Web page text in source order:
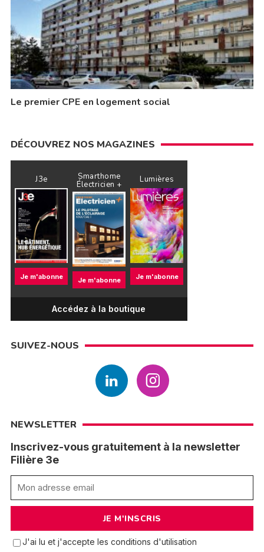
Le premier CPE en logement social
DÉCOUVREZ NOS MAGAZINES
J3e
Je m'abonne
Smarthome
Électricien +
Je m'abonne
Lumières
Je m'abonne
Accédez à la boutique
SUIVEZ-NOUS
NEWSLETTER
Inscrivez-vous gratuitement à la newsletter
Filière 3e
J'ai lu et j'accepte les conditions d'utilisation